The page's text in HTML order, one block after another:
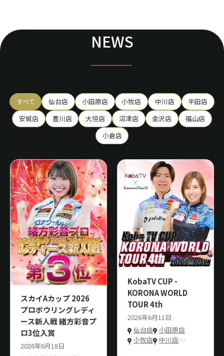
NEWS
すべて 仙台店 小田原店 小牧店 中川店
半田店
安城店
豊川店 大垣店 沼津店 金沢店
福山店
小倉店
スカイAカップ 2026
プロボウリングレディ
ース新人戦 緒方彩音プ
ロ3位入賞
2026年6月18日
KobaTV CUP -
KORONA WORLD
TOUR 4th
2026年6月11日
仙台店
小田原店
小牧店
中川店…